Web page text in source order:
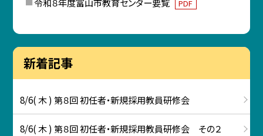
PDF
新着記事
8/6( 木 ) 第８回 初任者・新規採用教員研修会
8/6( 木 ) 第８回 初任者・新規採用教員研修会 その２